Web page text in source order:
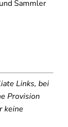
Sammler
Links, bei
Provision
keine